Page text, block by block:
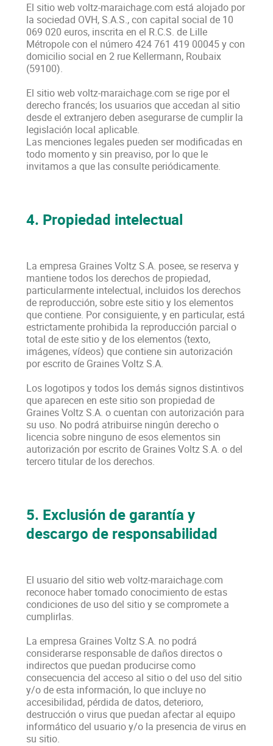
El sitio web voltz-maraichage.com está alojado por
la sociedad OVH, S.A.S., con capital social de 10
069 020 euros, inscrita en el R.C.S. de Lille
Métropole con el número 424 761 419 00045 y con
domicilio social en 2 rue Kellermann, Roubaix
(59100).
El sitio web voltz-maraichage.com se rige por el
derecho francés; los usuarios que accedan al sitio
desde el extranjero deben asegurarse de cumplir la
legislación local aplicable.
Las menciones legales pueden ser modificadas en
todo momento y sin preaviso, por lo que le
invitamos a que las consulte periódicamente.
4. Propiedad intelectual
La empresa Graines Voltz S.A. posee, se reserva y
mantiene todos los derechos de propiedad,
particularmente intelectual, incluidos los derechos
de reproducción, sobre este sitio y los elementos
que contiene. Por consiguiente, y en particular, está
estrictamente prohibida la reproducción parcial o
total de este sitio y de los elementos (texto,
imágenes, vídeos) que contiene sin autorización
por escrito de Graines Voltz S.A.
Los logotipos y todos los demás signos distintivos
que aparecen en este sitio son propiedad de
Graines Voltz S.A. o cuentan con autorización para
su uso. No podrá atribuirse ningún derecho o
licencia sobre ninguno de esos elementos sin
autorización por escrito de Graines Voltz S.A. o del
tercero titular de los derechos.
5. Exclusión de garantía y
descargo de responsabilidad
El usuario del sitio web voltz-maraichage.com
reconoce haber tomado conocimiento de estas
condiciones de uso del sitio y se compromete a
cumplirlas.
La empresa Graines Voltz S.A. no podrá
considerarse responsable de daños directos o
indirectos que puedan producirse como
consecuencia del acceso al sitio o del uso del sitio
y/o de esta información, lo que incluye no
accesibilidad, pérdida de datos, deterioro,
destrucción o virus que puedan afectar al equipo
informático del usuario y/o la presencia de virus en
su sitio.